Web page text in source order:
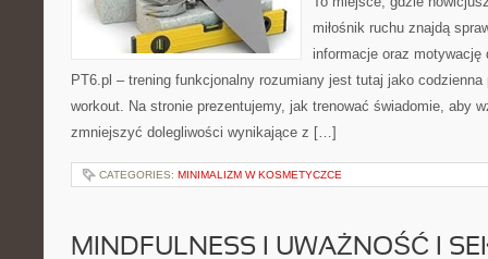
miłośnik ruchu znajdą
informacje oraz motywację
PT6.pl – trening funkcjonalny rozumiany jest tutaj jako
workout. Na stronie prezentujemy, jak trenować świadomie, aby
zmniejszyć dolegliwości wynikające z […]
CATEGORIES: MINIMALIZM W KOSMETYCZCE
MINDFULNESS I UWAŻNOŚĆ I